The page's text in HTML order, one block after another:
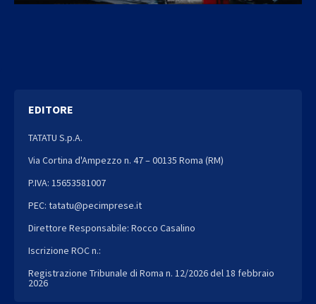
EDITORE
TATATU S.p.A.
Via Cortina d'Ampezzo n. 47 – 00135 Roma (RM)
P.IVA: 15653581007
PEC: tatatu@pecimprese.it
Direttore Responsabile: Rocco Casalino
Iscrizione ROC n.:
Registrazione Tribunale di Roma n. 12/2026 del 18 febbraio
2026